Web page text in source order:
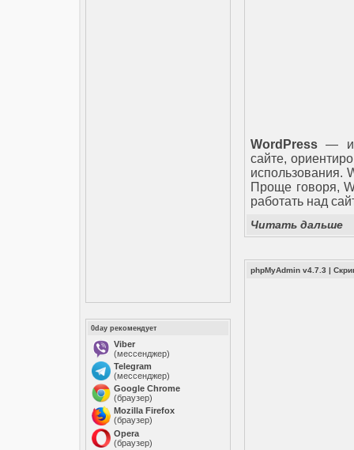
0day рекомендует
Viber
(мессенджер)
Telegram
(мессенджер)
Google Chrome
(браузер)
Mozilla Firefox
(браузер)
Opera
(браузер)
WordPress —
сайте,
использования.
Проще говоря,
работать над
Читать дальше
phpMyAdmin v4.7.3 |